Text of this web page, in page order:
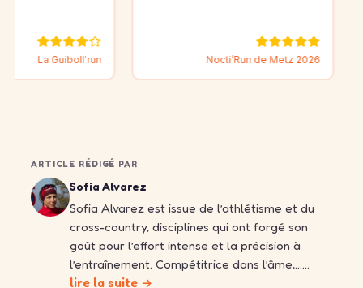
Nocti’Run de Metz 2026
ARTICLE RÉDIGÉ PAR
Sofia Alvarez
Sofia Alvarez est issue de l’athlétisme et du
cross-country, disciplines qui ont forgé son
goût pour l’effort intense et la précision à
l’entraînement. Compétitrice dans l’âme,……
lire la suite →